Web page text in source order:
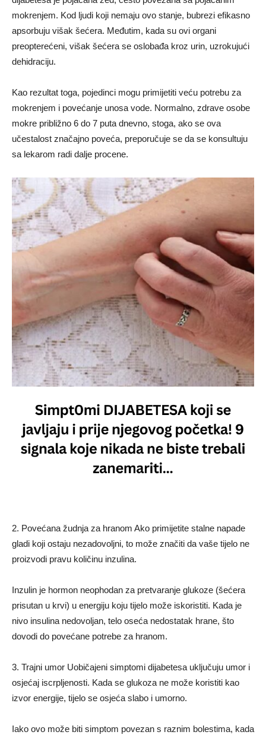
mokrenjem. Kod ljudi koji nemaju ovo stanje, bubrezi efikasno
apsorbuju višak šećera. Međutim, kada su ovi organi
preopterećeni, višak šećera se oslobađa kroz urin, uzrokujući
dehidraciju.
Kao rezultat toga, pojedinci mogu primijetiti veću potrebu za
mokrenjem i povećanje unosa vode. Normalno, zdrave osobe
mokre približno 6 do 7 puta dnevno, stoga, ako se ova
učestalost značajno poveća, preporučuje se da se konsultuju
sa lekarom radi dalje procene.
2. Povećana žudnja za hranom Ako primijetite stalne napade
gladi koji ostaju nezadovoljni, to može značiti da vaše tijelo ne
proizvodi pravu količinu inzulina.
Inzulin je hormon neophodan za pretvaranje glukoze (šećera
prisutan u krvi) u energiju koju tijelo može iskoristiti. Kada je
nivo insulina nedovoljan, telo oseća nedostatak hrane, što
dovodi do povećane potrebe za hranom.
3. Trajni umor Uobičajeni simptomi dijabetesa uključuju umor i
osjećaj iscrpljenosti. Kada se glukoza ne može koristiti kao
izvor energije, tijelo se osjeća slabo i umorno.
Iako ovo može biti simptom povezan s raznim bolestima, kada